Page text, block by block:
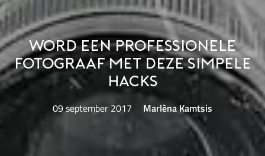
Word een professionele
fotograaf met deze simpele
hacks
09 september 2017 Marlèna Kamtsis